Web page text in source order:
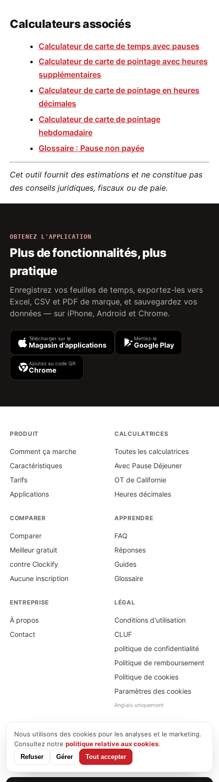
Calculateurs associés
Calculateur de carte de temps avec pauses
Calculateur de carte de pointage avec heures
supplémentaires
Calculateur de carte de pointage en heures
décimales
Calculateur de carte de pointage
hebdomadaire
Glossaire : Pause non payée
Cet outil fournit des estimations et ne constitue pas
des conseils juridiques, fiscaux ou de paie.
OBTENEZ L'APPLICATION
Plus de fonctionnalités, plus
pratique
Enregistrez vos feuilles de temps, exportez-les vers
Excel, CSV et PDF de marque, et sauvegardez vos
données — sur iPhone, Android et Chrome.
Télécharger sur le
Magasin d'applications
Mettez-le
Google Play
Ajoutez au code QR
Chrome
PRODUIT
Comment ça marche
Caractéristiques
Tarifs
Applications
CALCULATRICES
Toutes les calculatrices
Avec Pause Déjeuner
OT de Californie
Heures décimales
COMPARER
Comparer
Meilleur gratuit
contre Clockify
Aucune inscription
APPRENDRE
FAQ
Réponses
Guides
Glossaire
ENTREPRISE
À propos
Contact
LÉGAL
Conditions d'utilisation
CLUF
politique de confidentialité
Politique de remboursement
Politique de cookies
Paramètres des cookies
Anglais uniquement
©
Time Card Calculator · PayForSay s. r. o.
info@timecardcalculator.app
Nous utilisons des cookies pour les analyses et le marketing.
Consultez notre politique relative aux cookies.
Refuser Gérer Tout accepter